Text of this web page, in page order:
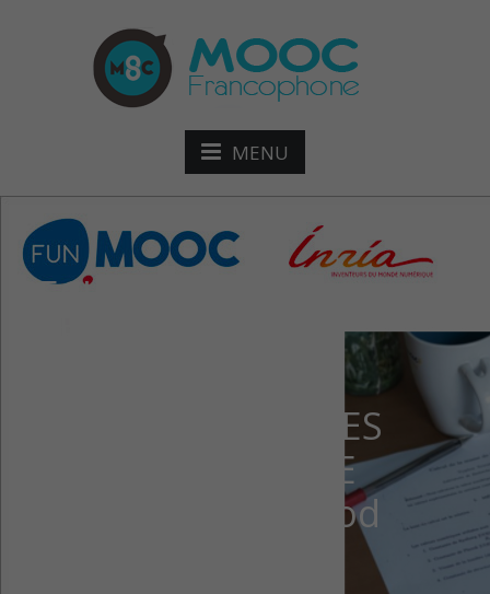
MENU
RECHERCHE
MÉTHODOLOGIQUES
POUR UNE SCIENCE
TRANSPARENTE mod